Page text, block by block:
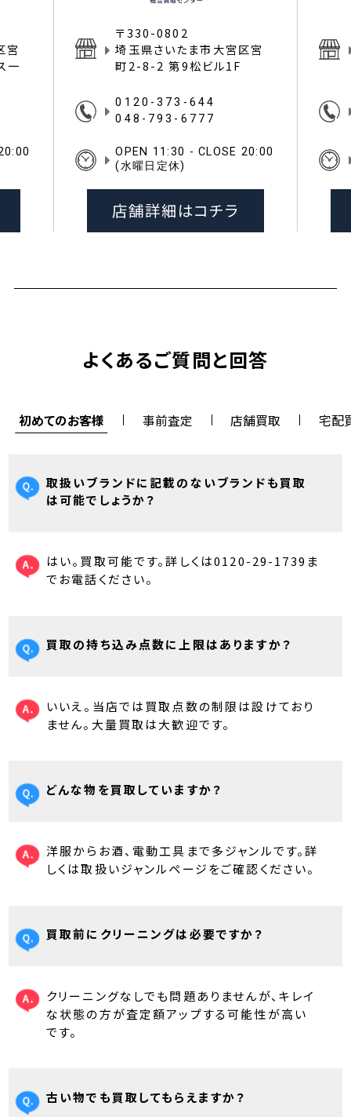
宮
一
〒330-0802
埼玉県さいたま市大宮区宮
町2-8-2 第9松ビル1F
0120-373-644
048-793-6777
OPEN 11:30 - CLOSE 20:00
(水曜日定休)
店舗詳細はコチラ
よくあるご質問と回答
初めてのお客様 事前査定 店舗買取 宅配
取扱いブランドに記載のないブランドも買取
は可能でしょうか？
はい。買取可能です。詳しくは0120-29-1739ま
でお電話ください。
買取の持ち込み点数に上限はありますか？
いいえ。当店では買取点数の制限は設けており
ません。大量買取は大歓迎です。
どんな物を買取していますか？
洋服からお酒、電動工具まで多ジャンルです。詳
しくは取扱いジャンルページをご確認ください。
買取前にクリーニングは必要ですか？
クリーニングなしでも問題ありませんが、キレイ
な状態の方が査定額アップする可能性が高い
です。
古い物でも買取してもらえますか？